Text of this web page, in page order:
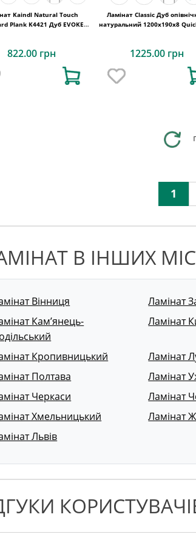
Kaindl Natural Touch
Plank K4421 Дуб EVOKE
822.00 грн
Ламінат Classic Дуб
натуральний 1200х190x8
1225.00 грн
1
В ІНШИХ
Вінниця Ламінат
Кам’янець-
Ламінат
Кропивницький Ламінат
Полтава
Ламінат
Черкаси
Ламінат
Хмельницький
Ламінат
Львів